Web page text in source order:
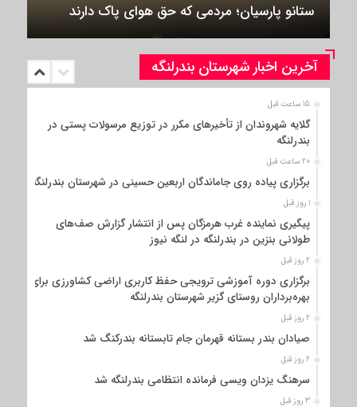
ستانو پارسیان؛ مردمی که حق هوای پاک دارند
آخرین اخبار شهرستان بندرلنگه
15 ساعت قبل
گلایه شهروندان از تأخیرهای مکرر در توزیع مرسولات پستی در
بندرلنگه
20 ساعت قبل
برگزاری پیاده روی جاماندگان اربعین حسینی در شهرستان بندرلنگه
1 روز قبل
پیگیری نماینده غرب هرمزگان پس از انتشار گزارش صف‌های
طولانی بنزین در بندرلنگه در لنگه نیوز
2 روز قبل
برگزاری دوره آموزشی ترویجی حفظ کاربری اراضی کشاورزی برای
بهره‌برداران روستای گزیر شهرستان بندرلنگه
2 روز قبل
صیادان بندر بستانه قهرمان جام تابستانه بندرکنگ شد
2 روز قبل
سرهنگ یزدان ویسی فرمانده انتظامی بندرلنگه شد
3 روز قبل